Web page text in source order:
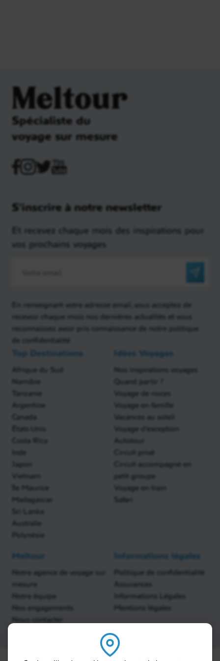
Meltour
Spécialiste du
voyage sur mesure
S'inscrire à notre newsletter
Et recevez chaque mois des inspirations pour
vos prochains voyages
En renseignant votre adresse email, vous acceptez de
recevoir chaque mois nos dernières actualités et vous
reconnaissez avoir pris connaissance de notre politique
de confidentialité
Top Destinations
Afrique du Sud
Namibie
Tanzanie
Argentine
Canada
États-Unis
Costa Rica
Inde
Japon
Vietnam
Île Maurice
Madagascar
Sri Lanka
Australie
Polynésie
Idées Voyages
Nos inspirations voyages
Quand partir ?
Voyage de noces
Voyage en famille
Vacances au soleil
Voyage d'exception
Autotour
Circuit privé
Circuit accompagné en
petit groupe
Voyage en train
Safari
Meltour
Notre agence de voyage sur
mesure
Notre équipe
Nos engagements
Nous contacter
Informations légales
Politique de confidentialité
Assurances
Informations Légales
Mentions légales